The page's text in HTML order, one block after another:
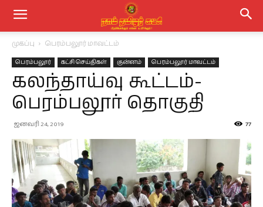
முகப்பு பெரம்பலூர் மாவட்டம்
பெரம்பலூர் கட்சி செய்திகள் குன்னம் பெரம்பலூர் மாவட்டம்
கலந்தாய்வு கூட்டம்-
பெரம்பலூர் தொகுதி
ஜனவரி 24, 2019 77